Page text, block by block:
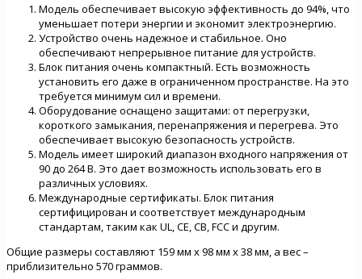
Модель обеспечивает высокую эффективность до 94%, что
уменьшает потери энергии и экономит электроэнергию.
Устройство очень надежное и стабильное. Оно
обеспечивают непрерывное питание для устройств.
Блок питания очень компактный. Есть возможность
установить его даже в ограниченном пространстве. На это
требуется минимум сил и времени.
Оборудование оснащено защитами: от перегрузки,
короткого замыкания, перенапряжения и перегрева. Это
обеспечивает высокую безопасность устройств.
Модель имеет широкий диапазон входного напряжения от
90 до 264 В. Это дает возможность использовать его в
различных условиях.
Международные сертификаты. Блок питания
сертифицирован и соответствует международным
стандартам, таким как UL, CE, CB, FCC и другим.
Общие размеры составляют 159 мм x 98 мм x 38 мм, а вес –
приблизительно 570 граммов.